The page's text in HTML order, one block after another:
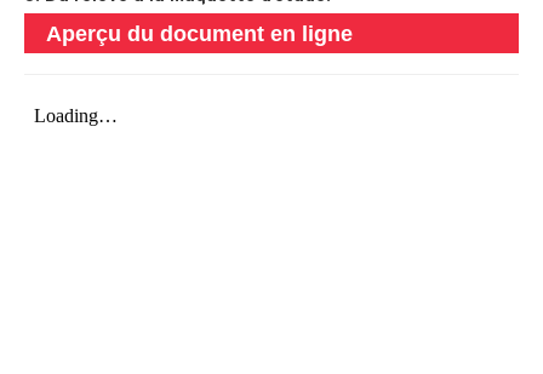
Aperçu du document en ligne